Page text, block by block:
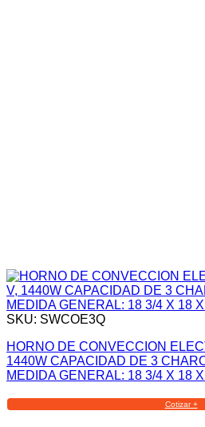
SKU: SWCOE3Q
HORNO DE CONVECCION
1440W CAPACIDAD DE 3
MEDIDA GENERAL: 18 3/4 X 18
Cotizar +